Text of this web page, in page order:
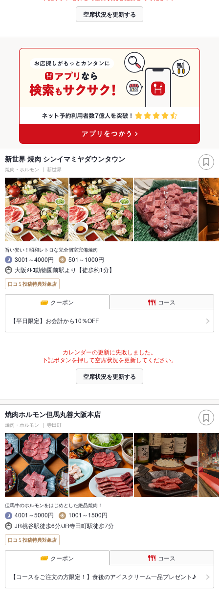
空席状況を更新する
新世界 焼肉 シンイマミヤダウンタウン
焼肉・ホルモン 新世界
旨い安い！昭和レトロな完全個室完備焼肉
3001～4000円
501～1000円
大阪ﾒﾄﾛ動物園前駅より【徒歩約1分】
口コミ投稿特典対象店
クーポン コース
【平日限定】お会計から10％OFF
カレンダーの更新に失敗しました。
下記ボタンを押して空席状況を更新してください。
空席状況を更新する
焼肉ホルモン但馬丸善大阪本店
焼肉・ホルモン 寺田町
但馬牛のホルモンをはじめとした絶品焼肉！
4001～5000円
1001～1500円
JR桃谷駅徒歩6分/JR寺田町駅徒歩7分
口コミ投稿特典対象店
クーポン コース
【コースをご注文の方限定！】食後のアイスクリーム一品プレゼント♪